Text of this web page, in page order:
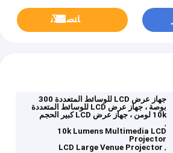
ﺎﺘﺼﻟ ﺍﻶﻧ
جهاز عرض LCD للوسائط المتعددة 300
بوصة ، جهاز عرض LCD للوسائط المتعددة
10k لومن ، جهاز عرض LCD كبير الحجم
,
10k Lumens Multimedia LCD
Projector
,
LCD Large Venue Projector